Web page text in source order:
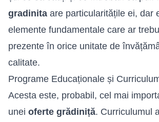
gradinita are particularitățile ei, dar
elemente fundamentale care ar
prezente în orice unitate de
calitate.
Programe Educaționale și
Acesta este, probabil, cel mai
unei oferte grădiniță. Curriculumul